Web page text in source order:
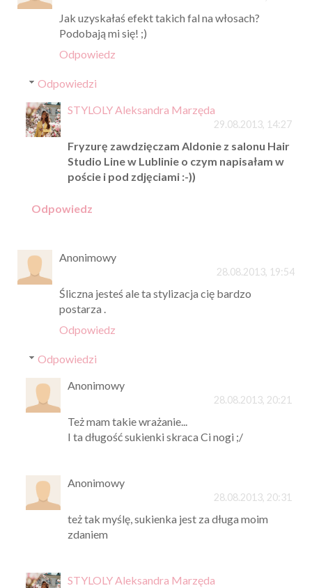
Jak uzyskałaś efekt takich fal na włosach?
Podobają mi się! ;)
Odpowiedz
Odpowiedzi
STYLOLY Aleksandra Marzęda
29.08.2013, 14:27
Fryzurę zawdzięczam Aldonie z salonu Hair
Studio Line w Lublinie o czym napisałam w
poście i pod zdjęciami :-))
Odpowiedz
Anonimowy
28.08.2013, 19:54
Śliczna jesteś ale ta stylizacja cię bardzo
postarza .
Odpowiedz
Odpowiedzi
Anonimowy
28.08.2013, 20:21
Też mam takie wrażanie...
I ta długość sukienki skraca Ci nogi ;/
Anonimowy
28.08.2013, 20:31
też tak myślę, sukienka jest za długa moim
zdaniem
STYLOLY Aleksandra Marzęda